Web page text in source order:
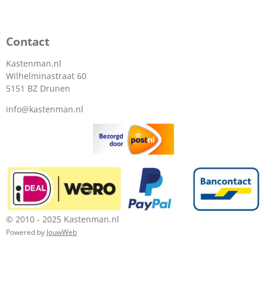
Contact
Kastenman.nl
Wilhelminastraat 60
5151 BZ Drunen
info@kastenman.nl
© 2010 - 2025 Kastenman.nl
Powered by JouwWeb